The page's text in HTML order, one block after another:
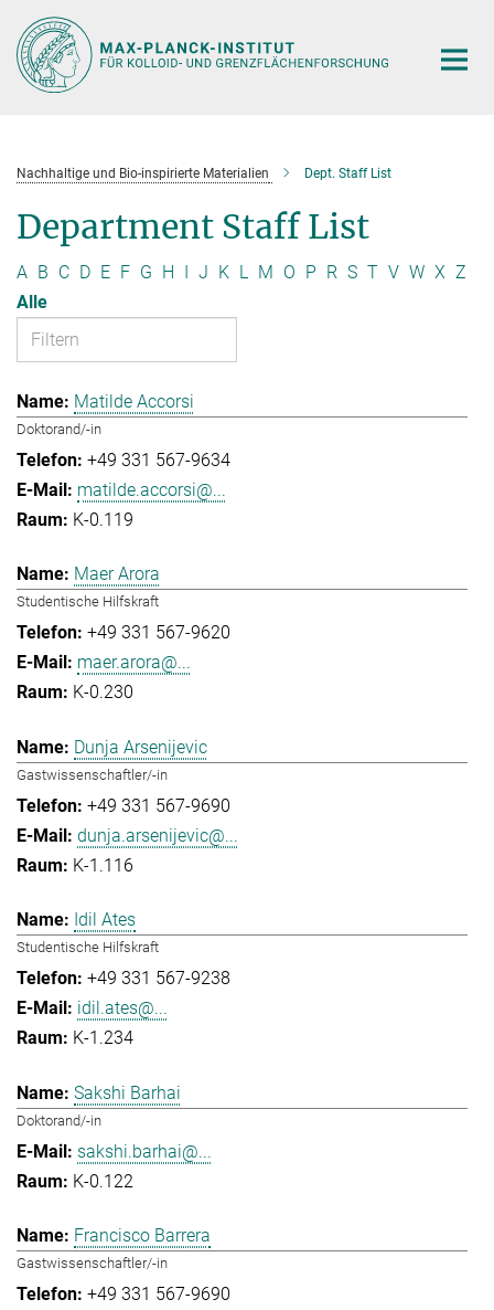
Hauptinhalt
Nachhaltige und Bio-inspirierte Materialien Dept. Staff List
Department Staff List
A B C D E F G H I J K L M O P R S T V W X Z
Alle
Matilde Accorsi
Doktorand/-in
+49 331 567-9634
matilde.accorsi@...
K-0.119
Maer Arora
Studentische Hilfskraft
+49 331 567-9620
maer.arora@...
K-0.230
Dunja Arsenijevic
Gastwissenschaftler/-in
+49 331 567-9690
dunja.arsenijevic@...
K-1.116
Idil Ates
Studentische Hilfskraft
+49 331 567-9238
idil.ates@...
K-1.234
Sakshi Barhai
Doktorand/-in
sakshi.barhai@...
K-0.122
Francisco Barrera
Gastwissenschaftler/-in
+49 331 567-9690